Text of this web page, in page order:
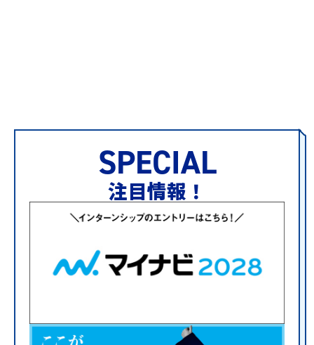
連載
【建築部】「図面通り」
内検査 ― 検査員の仕
SPECIAL
注目情報！